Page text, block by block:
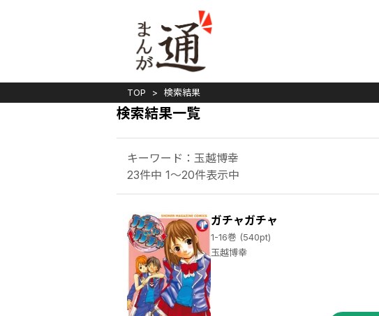
TOP 検索結果
検索結果一覧
キーワード：玉越博幸
23件中 1～20件表示中
ガチャガチャ
1-16巻 (540pt)
玉越博幸